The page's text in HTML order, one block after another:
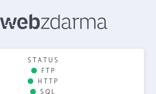
STATUS
FTP
HTTP